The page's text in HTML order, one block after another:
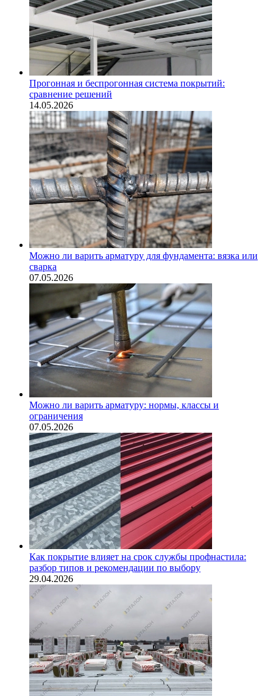
Прогонная и беспрогонная система покрытий:
сравнение решений
14.05.2026
Можно ли варить арматуру для фундамента: вязка или
сварка
07.05.2026
Можно ли варить арматуру: нормы, классы и
ограничения
07.05.2026
Как покрытие влияет на срок службы профнастила:
разбор типов и рекомендации по выбору
29.04.2026